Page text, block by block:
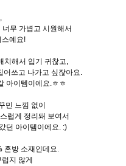
무 가볍고 시원해서
스예요!
치해서 입기 귀찮고,
어쓰고 나가고 싶잖아요.
아이템이에요.ㅎㅎ
민 느낌 없이
럽게 정리돼 보여서
던 아이템이에요. :)
혼방 소재인데요.
지 않게